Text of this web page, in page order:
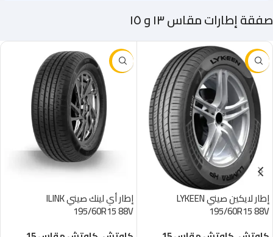
صفقة إطارات مقاس ١٣ و ١٥
-9%
إطار لايكين صيني LYKEEN
195/60R15 88V
-9%
إطار أي لينك صيني ILINK
195/60R15 88V